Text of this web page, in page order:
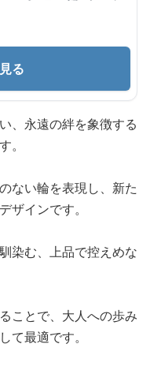
る
、永遠の絆を象徴する
。
ない輪を表現し、新た
ザインです。
染む、上品で控えめな
ことで、大人への歩み
て最適です。